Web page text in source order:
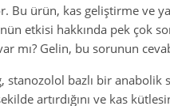
Bu ürün, kas geliştirme ve
etkisi hakkında pek çok
mı? Gelin, bu sorunun
bazlı bir anabolik
artırdığını ve kas